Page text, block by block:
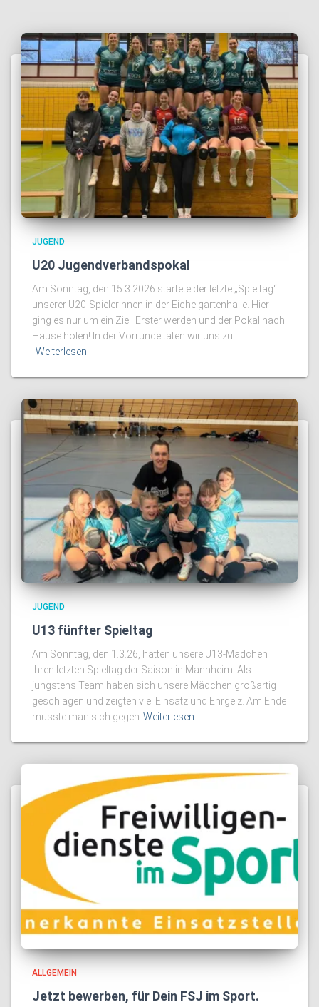
JUGEND
U20 Jugendverbandspokal
Am Sonntag, den 15.3.2026 startete der letzte „Spieltag“
unserer U20-Spielerinnen in der Eichelgartenhalle. Hier
ging es nur um ein Ziel: Erster werden und der Pokal nach
Hause holen! In der Vorrunde taten wir uns zu
Weiterlesen
JUGEND
U13 fünfter Spieltag
Am Sonntag, den 1.3.26, hatten unsere U13-Mädchen
ihren letzten Spieltag der Saison in Mannheim. Als
jüngstens Team haben sich unsere Mädchen großartig
geschlagen und zeigten viel Einsatz und Ehrgeiz. Am Ende
musste man sich gegen Weiterlesen
ALLGEMEIN
Jetzt bewerben, für Dein FSJ im Sport.